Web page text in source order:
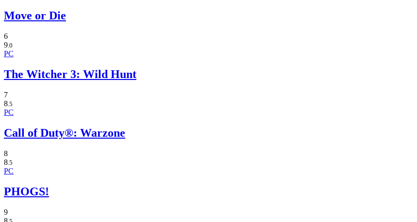
Move or Die
6
9.0
PC
The Witcher 3: Wild Hunt
7
8.5
PC
Call of Duty®: Warzone
8
8.5
PC
PHOGS!
9